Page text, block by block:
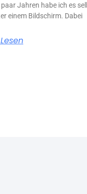
Jahren habe ich es
einem Bildschirm. Dabei